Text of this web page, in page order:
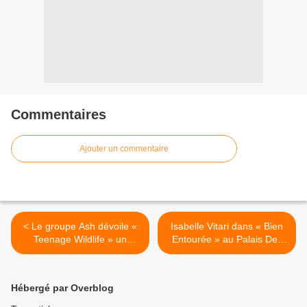
Commentaires
Ajouter un commentaire
< Le groupe Ash dévoile «
Teenage Wildlife » un
nouveau best of !
Isabelle Vitari dans « Bien
Entourée » au Palais Des
Glaces, nous y étions ! >
Hébergé par Overblog